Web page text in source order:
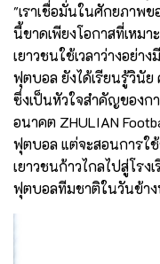
"เราเชื่อมั่นในศักยภาพข
นี้ขาดเพียงโอกาสที่เหมา
เยาวชนใช้เวลาว่างอย่
ฟุตบอล ยังได้เรียนรู้วินั
ซึ่งเป็นหัวใจสำคัญของ
อนาคต ZHULIAN
ฟุตบอล แต่จะสอนการใช้
เยาวชนก้าวไกลไปสู่โร
ฟุตบอลทีมชาติในวันข้า